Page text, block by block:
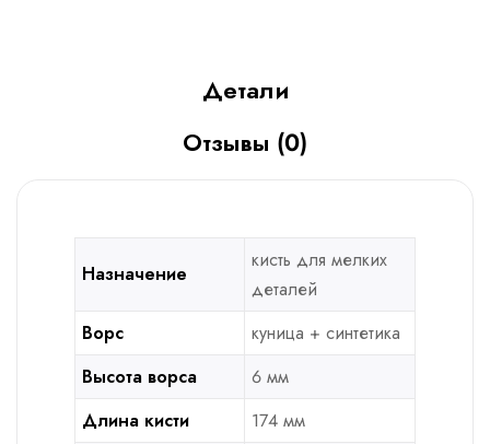
Детали
Отзывы (0)
Назначение
кисть для мелких
деталей
Ворс
куница + синтетика
Высота ворса
6 мм
Длина кисти
174 мм